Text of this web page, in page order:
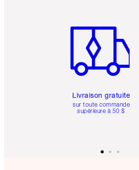
Livraison gratuite
sur toute commande
supérieure à 50 $